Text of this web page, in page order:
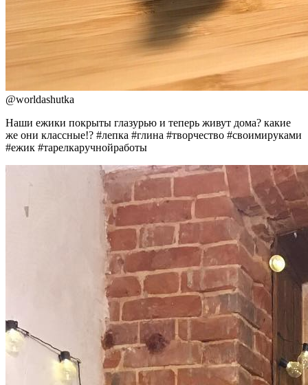
@worldashutka
Наши ежики покрыты глазурью и теперь живут дома? какие
же они классные!? #лепка #глина #творчество #своимируками
#ежик #тарелкаручнойработы